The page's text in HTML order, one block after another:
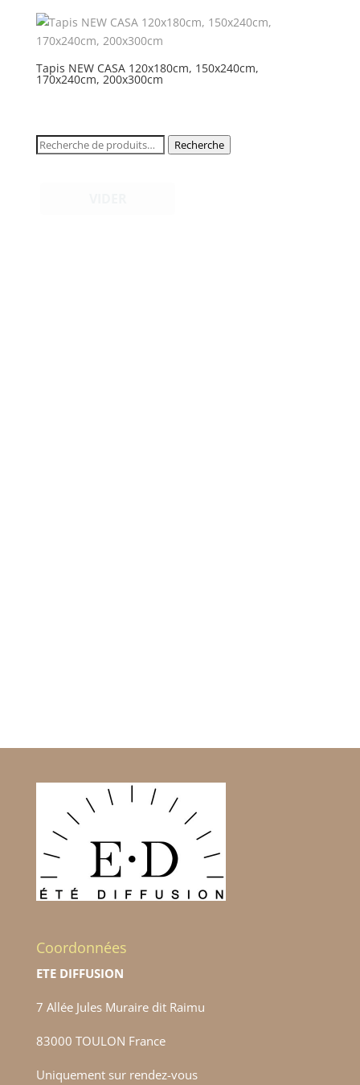
Tapis NEW CASA 120x180cm, 150x240cm,
170x240cm, 200x300cm
Recherche
Recherche
Coordonnées
ETE DIFFUSION
7 Allée Jules Muraire dit Raimu
83000 TOULON France
Uniquement sur rendez-vous